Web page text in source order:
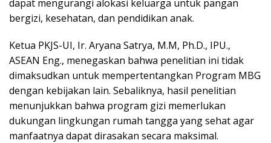
dapat mengurangi alokasi keluarga untuk pangan
bergizi, kesehatan, dan pendidikan anak.
Ketua PKJS-UI, Ir. Aryana Satrya, M.M, Ph.D., IPU.,
ASEAN Eng., menegaskan bahwa penelitian ini tidak
dimaksudkan untuk mempertentangkan Program MBG
dengan kebijakan lain. Sebaliknya, hasil penelitian
menunjukkan bahwa program gizi memerlukan
dukungan lingkungan rumah tangga yang sehat agar
manfaatnya dapat dirasakan secara maksimal.